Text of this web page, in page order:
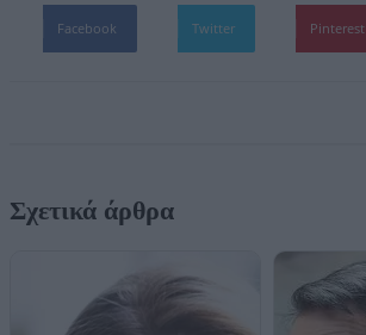
Facebook Twitter Pinterest
Σχετικά άρθρα